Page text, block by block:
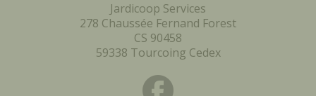
Jardicoop Services
278 Chaussée Fernand Forest
CS 90458
59338 Tourcoing Cedex